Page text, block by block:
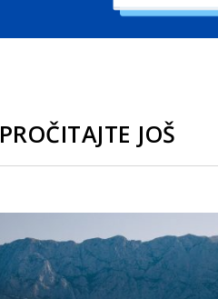
PROČITAJTE JOŠ